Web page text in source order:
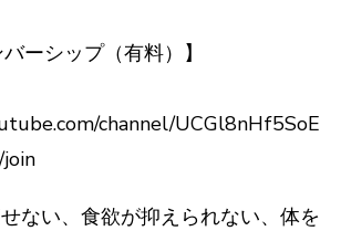
ーシップ（有料）】
channel/UCGl8nHf5SoE
ない、食欲が抑えられない、体を